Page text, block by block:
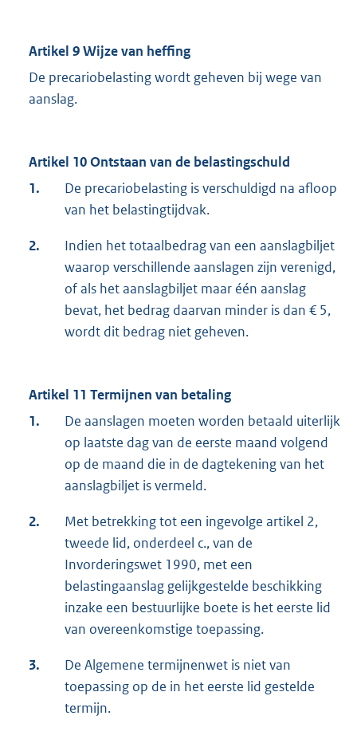
Artikel 9 Wijze van heffing
De precariobelasting wordt geheven bij wege van
aanslag.
Artikel 10 Ontstaan van de belastingschuld
1.
De precariobelasting is verschuldigd na afloop
van het belastingtijdvak.
2.
Indien het totaalbedrag van een aanslagbiljet
waarop verschillende aanslagen zijn verenigd,
of als het aanslagbiljet maar één aanslag
bevat, het bedrag daarvan minder is dan € 5,
wordt dit bedrag niet geheven.
Artikel 11 Termijnen van betaling
1.
De aanslagen moeten worden betaald uiterlijk
op laatste dag van de eerste maand volgend
op de maand die in de dagtekening van het
aanslagbiljet is vermeld.
2.
Met betrekking tot een ingevolge artikel 2,
tweede lid, onderdeel c., van de
Invorderingswet 1990, met een
belastingaanslag gelijkgestelde beschikking
inzake een bestuurlijke boete is het eerste lid
van overeenkomstige toepassing.
3.
De Algemene termijnenwet is niet van
toepassing op de in het eerste lid gestelde
termijn.